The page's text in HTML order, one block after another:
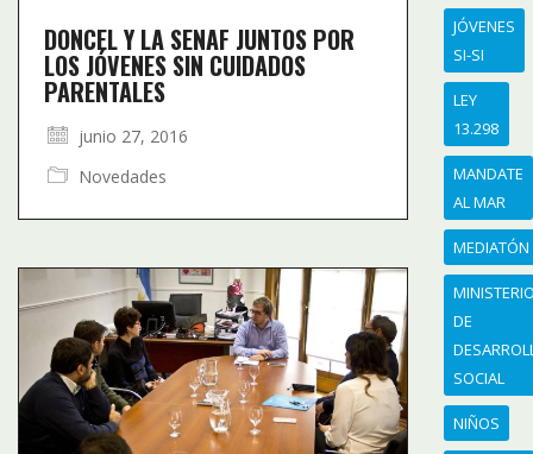
DONCEL Y LA SENAF JUNTOS POR
LOS JÓVENES SIN CUIDADOS
PARENTALES
junio 27, 2016
Novedades
JÓVENES
SI-SI
LEY
13.298
MANDATE
AL MAR
MEDIATÓN
DE
SOCIAL
NIÑOS